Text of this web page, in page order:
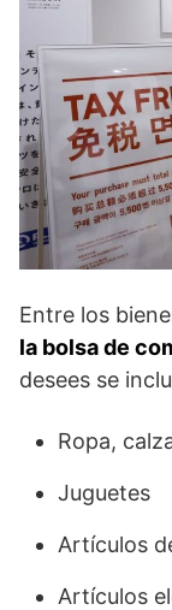
Entre los
la bolsa de
desees se
Ropa,
Juguetes
Artículos
Artículos